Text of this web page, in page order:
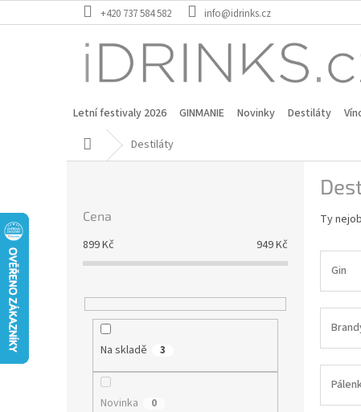
na
+420 737 584 582 info@idrinks.cz
Letní festivaly 2026 GINMANIE Novinky Destiláty
Domů Destiláty
Cena
899Kč 949Kč
Na skladě 3
Novinka 0
Ty
Gin